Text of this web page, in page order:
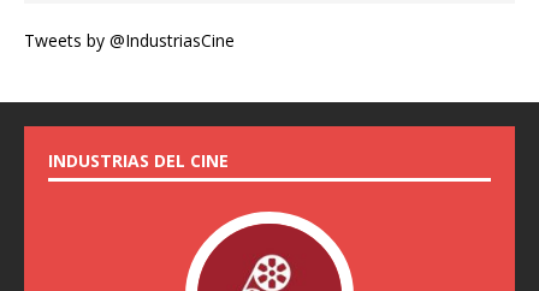
Tweets by @IndustriasCine
INDUSTRIAS DEL CINE